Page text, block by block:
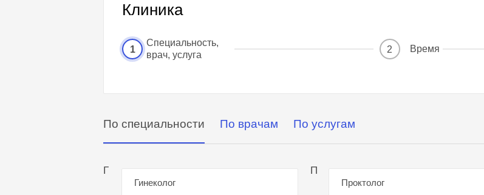
Клиника
1
Специальность,
врач, услуга
2 Время
По специальности По врачам По услугам
Г
Гинеколог
П
Проктолог